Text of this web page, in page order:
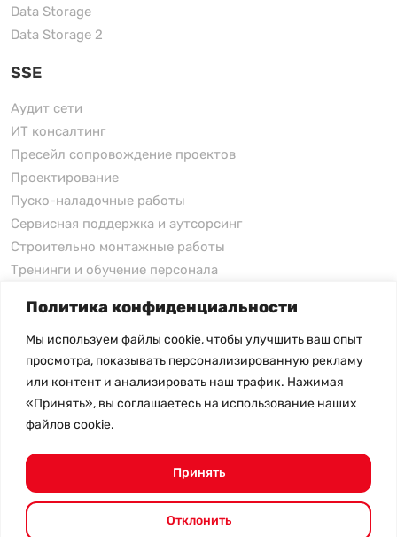
Политика конфиденциальности
Мы используем файлы cookie, чтобы улучшить ваш опыт
просмотра, показывать персонализированную рекламу
или контент и анализировать наш трафик. Нажимая
«Принять», вы соглашаетесь на использование наших
файлов cookie.
Отклонить
Принять
Data Storage
Data Storage 2
SSE
Аудит сети
ИТ консалтинг
Пресейл сопровождение проектов
Проектирование
Пуско-наладочные работы
Сервисная поддержка и аутсорсинг
Строительно монтажные работы
Тренинги и обучение персонала
xFusion
xFusion
xFusion AI Solution
Цены на товары не являются публичной офертой и
- Политика конфиденциальности- Возврат товара
© 2026.SHANGHAI SYSTEM ENGINEERING.Все права
защищены.